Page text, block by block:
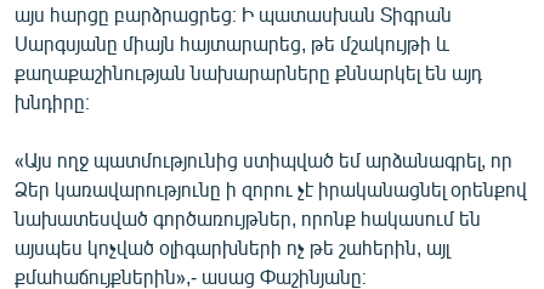
այս հարցը բարձրացրեց։ Ի պատասխան Տիգրան
Սարգսյանը միայն հայտարարեց, թե մշակույթի և
քաղաքաշինության նախարարները քննարկել են այդ
խնդիրը։
«Այս ողջ պատմությունից ստիպված եմ արձանագրել, որ
Ձեր կառավարությունը ի զորու չէ իրականացնել օրենքով
նախատեսված գործառույթներ, որոնք հակասում են
այսպես կոչված օլիգարխների ոչ թե շահերին, այլ
քմահաճույքներին»,- ասաց Փաշինյանը։